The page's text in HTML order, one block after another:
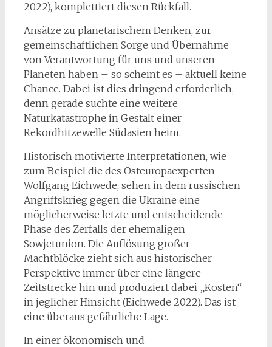
2022), komplettiert diesen Rückfall.
Ansätze zu planetarischem Denken, zur
gemeinschaftlichen Sorge und Übernahme
von Verantwortung für uns und unseren
Planeten haben – so scheint es – aktuell keine
Chance. Dabei ist dies dringend erforderlich,
denn gerade suchte eine weitere
Naturkatastrophe in Gestalt einer
Rekordhitzewelle Südasien heim.
Historisch motivierte Interpretationen, wie
zum Beispiel die des Osteuropaexperten
Wolfgang Eichwede, sehen in dem russischen
Angriffskrieg gegen die Ukraine eine
möglicherweise letzte und entscheidende
Phase des Zerfalls der ehemaligen
Sowjetunion. Die Auflösung großer
Machtblöcke zieht sich aus historischer
Perspektive immer über eine längere
Zeitstrecke hin und produziert dabei „Kosten“
in jeglicher Hinsicht (Eichwede 2022). Das ist
eine überaus gefährliche Lage.
In einer ökonomisch und